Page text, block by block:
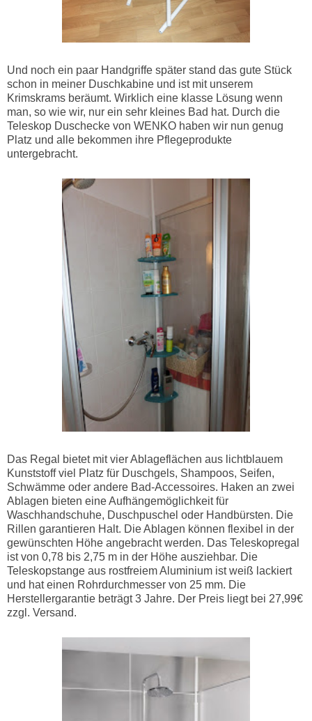
Und noch ein paar Handgriffe später stand das gute Stück
schon in meiner Duschkabine und ist mit unserem
Krimskrams beräumt. Wirklich eine klasse Lösung wenn
man, so wie wir, nur ein sehr kleines Bad hat. Durch die
Teleskop Duschecke von WENKO haben wir nun genug
Platz und alle bekommen ihre Pflegeprodukte
untergebracht.
Das Regal bietet mit vier Ablageflächen aus lichtblauem
Kunststoff viel Platz für Duschgels, Shampoos, Seifen,
Schwämme oder andere Bad-Accessoires. Haken an zwei
Ablagen bieten eine Aufhängemöglichkeit für
Waschhandschuhe, Duschpuschel oder Handbürsten. Die
Rillen garantieren Halt. Die Ablagen können flexibel in der
gewünschten Höhe angebracht werden. Das Teleskopregal
ist von 0,78 bis 2,75 m in der Höhe ausziehbar. Die
Teleskopstange aus rostfreiem Aluminium ist weiß lackiert
und hat einen Rohrdurchmesser von 25 mm. Die
Herstellergarantie beträgt 3 Jahre. Der Preis liegt bei 27,99€
zzgl. Versand.